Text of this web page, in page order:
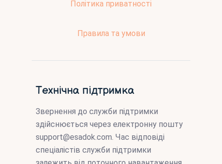
Політика приватності
Правила та умови
Технічна підтримка
Звернення до служби підтримки
здійснюється через електронну пошту
support@esadok.com. Час відповіді
спеціалістів служби підтримки